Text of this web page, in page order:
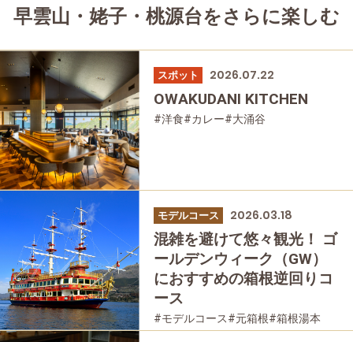
早雲山・姥子・桃源台をさらに楽しむ
スポット 2026.07.22
OWAKUDANI KITCHEN
#洋食#カレー#大涌谷
モデルコース 2026.03.18
混雑を避けて悠々観光！ ゴ
ールデンウィーク（GW）
におすすめの箱根逆回りコ
ース
#モデルコース#元箱根#箱根湯本
#大涌谷#桃源台#家族で